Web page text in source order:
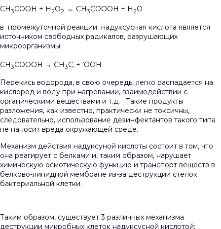
СН3СООН + Н2О2 ↔ СН3СОООН + Н2О
в промежуточной реакции надуксусная кислота является
источником свободных радикалов, разрушающих
микроорганизмы:
СН3СОООН → СН3С• + •ООН
Перекись водорода, в свою очередь, легко распадается на
кислород и воду при нагревании, взаимодействии с
органическими веществами и т.д. Такие продукты
разложения, как известно, практически не токсичны,
следовательно, использование дезинфектантов такого типа
не наносит вреда окружающей среде.
Механизм действия надуксуной кислоты состоит в том, что
она реагирует с белками и, таким образом, нарушает
химическую осмотическую функцию и транспорт веществ в
белково-липидной мембране из-за деструкции стенок
бактериальной клетки.
Таким образом, существует 3 различных механизма
деструкции микробных клеток надуксусной кислотой: